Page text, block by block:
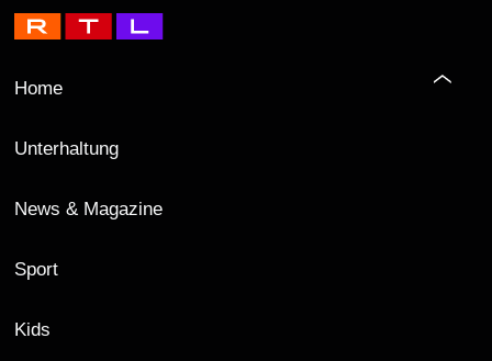
Home
Unterhaltung
News & Magazine
Sport
Kids